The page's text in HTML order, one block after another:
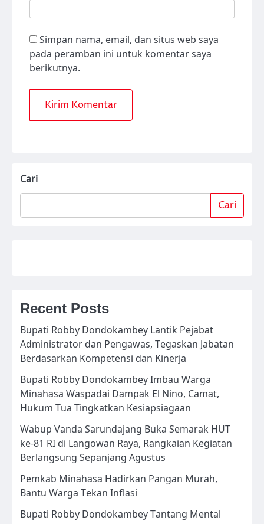
Simpan nama, email, dan situs web saya
pada peramban ini untuk komentar saya
berikutnya.
Cari
Cari
Recent Posts
Bupati Robby Dondokambey Lantik Pejabat
Administrator dan Pengawas, Tegaskan Jabatan
Berdasarkan Kompetensi dan Kinerja
Bupati Robby Dondokambey Imbau Warga
Minahasa Waspadai Dampak El Nino, Camat,
Hukum Tua Tingkatkan Kesiapsiagaan
Wabup Vanda Sarundajang Buka Semarak HUT
ke-81 RI di Langowan Raya, Rangkaian Kegiatan
Berlangsung Sepanjang Agustus
Pemkab Minahasa Hadirkan Pangan Murah,
Bantu Warga Tekan Inflasi
Bupati Robby Dondokambey Tantang Mental